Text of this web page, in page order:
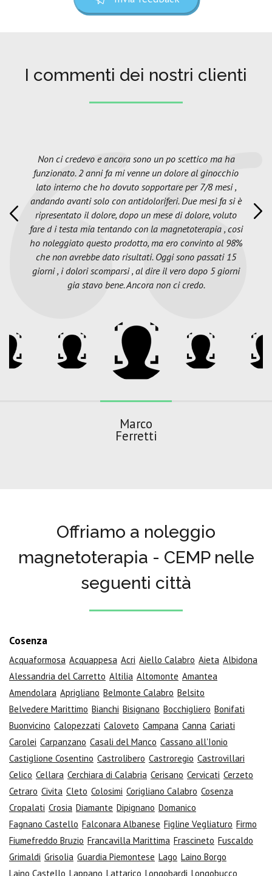
I commenti dei nostri clienti
Non ci credevo e ancora sono un po scettico ma ha
funzionato. 2 anni fa mi venne un dolore al ginocchio
lato interno che ho dovuto sopportare per 7/8 mesi ,
andando avanti solo con antidoloriferi. Due mesi fa si è
ripresentato il dolore, dopo un mese di dolore, voluto
fare d i testa mia tentando con la magnetoterapia , cosi
ho noleggiato questo prodotto, ma ero convinto al 98%
che non avrebbe dato risultati. Oggi sono passati 15
giorni , i dolori scomparsi , al dire il vero dopo 5 giorni
gia stavo bene. Ancora non ci credo.
Marco
Ferretti
Offriamo a noleggio
magnetoterapia - CEMP nelle
seguenti città
Cosenza
Acquaformosa Acquappesa Acri Aiello Calabro Aieta Albidona
Alessandria del Carretto Altilia Altomonte Amantea
Amendolara Aprigliano Belmonte Calabro Belsito
Belvedere Marittimo Bianchi Bisignano Bocchigliero Bonifati
Buonvicino Calopezzati Caloveto Campana Canna Cariati
Carolei Carpanzano Casali del Manco Cassano all'Ionio
Castiglione Cosentino Castrolibero Castroregio Castrovillari
Celico Cellara Cerchiara di Calabria Cerisano Cervicati Cerzeto
Cetraro Civita Cleto Colosimi Corigliano Calabro Cosenza
Cropalati Crosia Diamante Dipignano Domanico
Fagnano Castello Falconara Albanese Figline Vegliaturo Firmo
Fiumefreddo Bruzio Francavilla Marittima Frascineto Fuscaldo
Grimaldi Grisolia Guardia Piemontese Lago Laino Borgo
Laino Castello Lappano Lattarico Longobardi Longobucco